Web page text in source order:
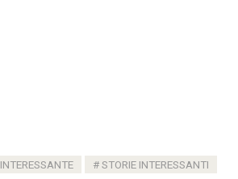
INTERESSANTE STORIE INTERESSANTI